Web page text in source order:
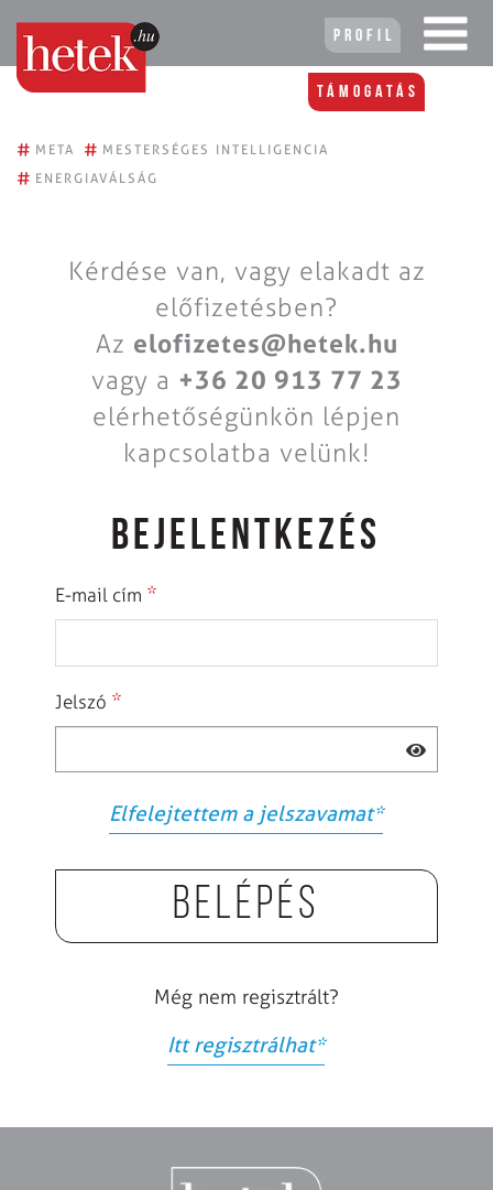
Profil
Támogatás
# META # MESTERSÉGES INTELLIGENCIA
# ENERGIAVÁLSÁG
Kérdése van, vagy elakadt az
előfizetésben?
Az elofizetes@hetek.hu
vagy a +36 20 913 77 23
elérhetőségünkön lépjen
kapcsolatba velünk!
BEJELENTKEZÉS
E-mail cím *
Jelszó *
Elfelejtettem a jelszavamat*
Belépés
Még nem regisztrált?
Itt regisztrálhat*